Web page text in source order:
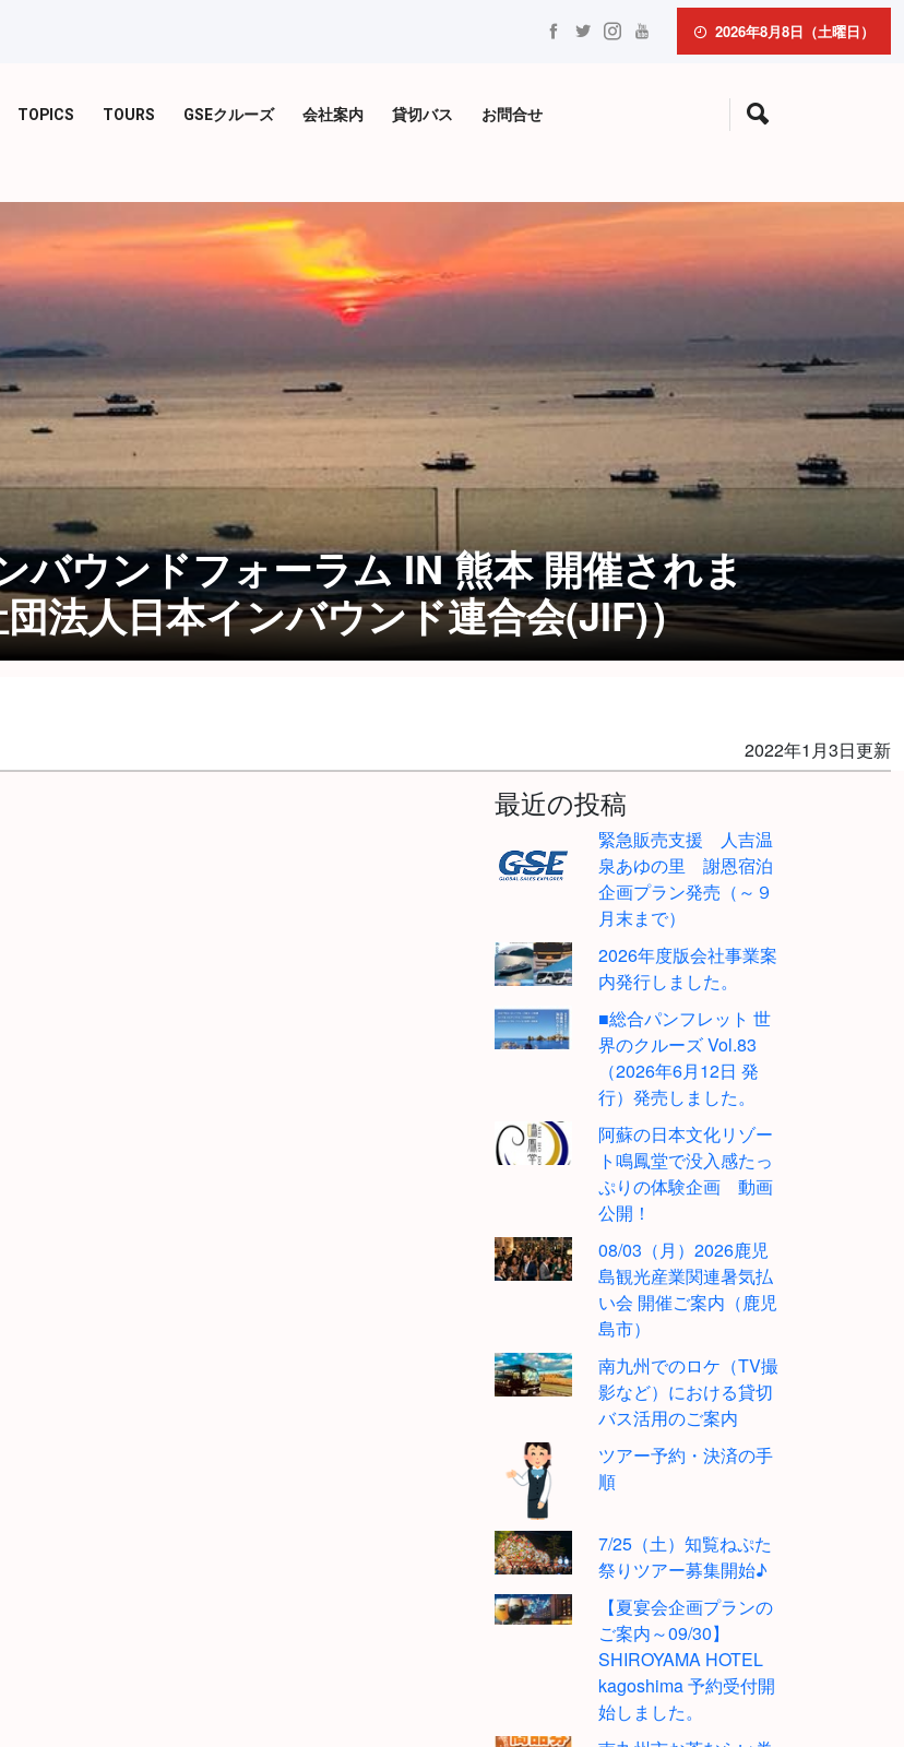
2026年8月8日（土曜日）
TOPICS TOURS GSEクルーズ 会社案内 貸切バス お問合せ
ウンドフォーラム IN 熊本 開催されま
法人日本インバウンド連合会(JIF)）
2022年1月3日更新
最近の投稿
緊急販売支援 人吉温
泉あゆの里 謝恩宿泊
企画プラン発売（～９
月末まで）
2026年度版会社事業案
内発行しました。
■総合パンフレット 世
界のクルーズ Vol.83
（2026年6月12日 発
行）発売しました。
阿蘇の日本文化リゾー
ト鳴鳳堂で没入感たっ
ぷりの体験企画 動画
公開！
08/03（月）2026鹿児
島観光産業関連暑気払
い会 開催ご案内（鹿児
島市）
南九州でのロケ（TV撮
影など）における貸切
バス活用のご案内
ツアー予約・決済の手
順
7/25（土）知覧ねぷた
祭りツアー募集開始♪
【夏宴会企画プランの
ご案内～09/30】
SHIROYAMA HOTEL
kagoshima 予約受付開
始しました。